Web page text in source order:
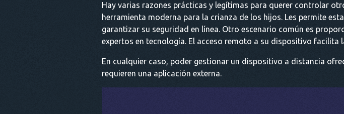
Hay varias razones prácticas y legítimas para querer controlar
herramienta moderna para la crianza de los hijos. Les permite
garantizar su seguridad en línea. Otro escenario común es
expertos en tecnología. El acceso remoto a su dispositivo
En cualquier caso, poder gestionar un dispositivo a distancia
requieren una aplicación externa.